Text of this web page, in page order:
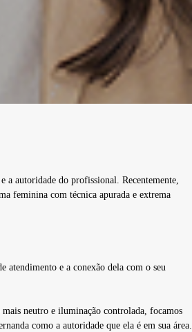
a autoridade do profissional. Recentemente,
feminina com técnica apurada e extrema
atendimento e a conexão dela com o seu
neutro e iluminação controlada, focamos
como a autoridade que ela é em sua área.